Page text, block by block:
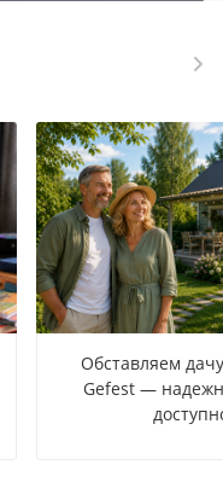
Обставляем
Gefest —